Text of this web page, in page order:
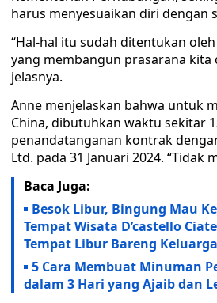
harus menyesuaikan diri dengan
“Hal-hal itu sudah ditentukan oleh
yang membangun prasarana kita
jelasnya.
Anne menjelaskan bahwa untuk
China, dibutuhkan waktu sekitar
penandatanganan kontrak
Ltd. pada 31 Januari 2024. “Tidak
Baca Juga:
Besok Libur, Bingung Mau
Tempat Wisata D’castello
Tempat Libur Bareng Keluarga
5 Cara Membuat Minuman
dalam 3 Hari yang Ajaib dan